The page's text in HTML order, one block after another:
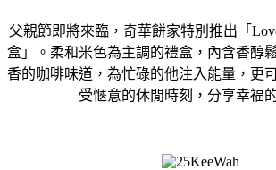
父親節即將來臨，奇華餅家特別推出「
盒」。柔和米色為主調的禮盒，內含香醇
香的咖啡味道，為忙碌的他注入能量，更
受愜意的休閒時刻，分享幸福